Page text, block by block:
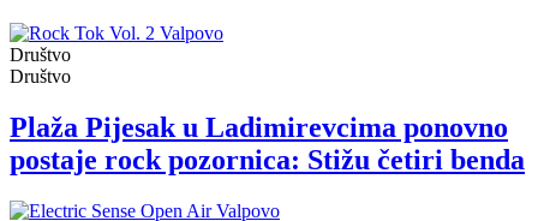
Društvo
Društvo
Plaža Pijesak u Ladimirevcima ponovno
postaje rock pozornica: Stižu četiri benda